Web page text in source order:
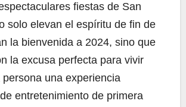
fiestas de San
solo elevan el espíritu de fin de
la bienvenida a 2024, sino que
la excusa perfecta para vivir
una experiencia
entretenimiento de primera